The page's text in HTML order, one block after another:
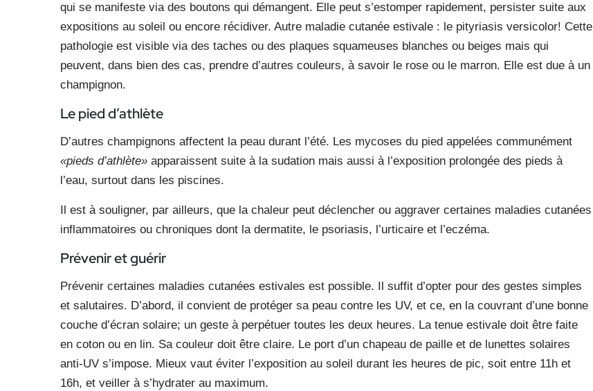
qui se manifeste via des boutons qui démangent. Elle peut s’estomper rapidement, persister suite aux
expositions au soleil ou encore récidiver. Autre maladie cutanée estivale : le pityriasis versicolor! Cette
pathologie est visible via des taches ou des plaques squameuses blanches ou beiges mais qui
peuvent, dans bien des cas, prendre d’autres couleurs, à savoir le rose ou le marron. Elle est due à un
champignon.
Le pied d’athlète
D’autres champignons affectent la peau durant l’été. Les mycoses du pied appelées communément
«pieds d’athlète» apparaissent suite à la sudation mais aussi à l’exposition prolongée des pieds à
l’eau, surtout dans les piscines.
Il est à souligner, par ailleurs, que la chaleur peut déclencher ou aggraver certaines maladies cutanées
inflammatoires ou chroniques dont la dermatite, le psoriasis, l’urticaire et l’eczéma.
Prévenir et guérir
Prévenir certaines maladies cutanées estivales est possible. Il suffit d’opter pour des gestes simples
et salutaires. D’abord, il convient de protéger sa peau contre les UV, et ce, en la couvrant d’une bonne
couche d’écran solaire; un geste à perpétuer toutes les deux heures. La tenue estivale doit être faite
en coton ou en lin. Sa couleur doit être claire. Le port d’un chapeau de paille et de lunettes solaires
anti-UV s’impose. Mieux vaut éviter l’exposition au soleil durant les heures de pic, soit entre 11h et
16h, et veiller à s’hydrater au maximum.